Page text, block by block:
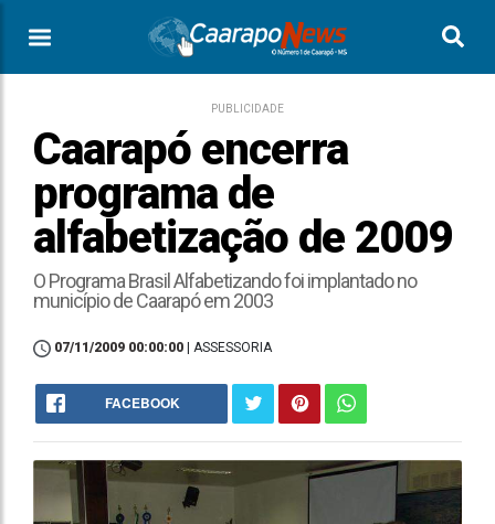
PUBLICIDADE
Caarapó encerra
programa de
alfabetização de 2009
O Programa Brasil Alfabetizando foi implantado no
município de Caarapó em 2003
07/11/2009 00:00:00 | ASSESSORIA
FACEBOOK